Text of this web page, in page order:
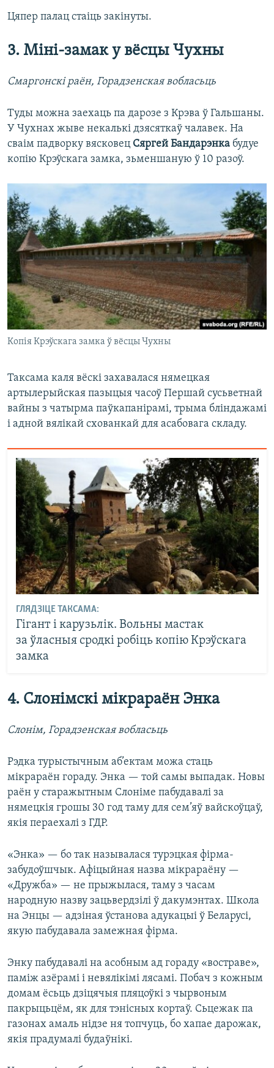
Цяпер палац стаіць закінуты.
3. Міні-замак у вёсцы Чухны
Смаргонскі раён, Горадзенская вобласьць
Туды можна заехаць па дарозе з Крэва ў Гальшаны.
У Чухнах жыве некалькі дзясяткаў чалавек. На
сваім падворку вясковец Сяргей Бандарэнка будуе
копію Крэўскага замка, зьменшаную ў 10 разоў.
Копія Крэўскага замка ў вёсцы Чухны
Таксама каля вёскі захавалася нямецкая
артылерыйская пазыцыя часоў Першай сусьветнай
вайны з чатырма паўкапанірамі, трыма бліндажамі
і адной вялікай схованкай для асабовага складу.
ГЛЯДЗІЦЕ ТАКСАМА:
Гігант і карузьлік. Вольны мастак
за ўласныя сродкі робіць копію Крэўскага
замка
4. Слонімскі мікрараён Энка
Слонім, Горадзенская вобласьць
Рэдка турыстычным аб’ектам можа стаць
мікрараён гораду. Энка — той самы выпадак. Новы
раён у старажытным Слоніме пабудавалі за
нямецкія грошы 30 год таму для сем’яў вайскоўцаў,
якія пераехалі з ГДР.
«Энка» — бо так называлася турэцкая фірма-
забудоўшчык. Афіцыйная назва мікрараёну —
«Дружба» — не прыжылася, таму з часам
народную назву зацьвердзілі ў дакумэнтах. Школа
на Энцы — адзіная ўстанова адукацыі ў Беларусі,
якую пабудавала замежная фірма.
Энку пабудавалі на асобным ад гораду «востраве»,
паміж азёрамі і невялікімі лясамі. Побач з кожным
домам ёсьць дзіцячыя пляцоўкі з чырвоным
пакрыцьцём, як для тэнісных кортаў. Сьцежак па
газонах амаль нідзе ня топчуць, бо хапае дарожак,
якія прадумалі будаўнікі.